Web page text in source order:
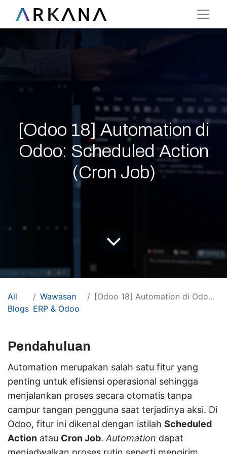
[Odoo 18] Automation di
Odoo: Scheduled Action
(Cron Job)
All
Blogs
Wawasan
ERP & Odoo
[Odoo 18] Automation di Odoo: Scheduled Action (Cron Job)
Pendahuluan
Automation merupakan salah satu fitur yang
penting untuk efisiensi operasional sehingga
menjalankan proses secara otomatis tanpa
campur tangan pengguna saat terjadinya aksi. Di
Odoo, fitur ini dikenal dengan istilah Scheduled
Action atau Cron Job. Automation dapat